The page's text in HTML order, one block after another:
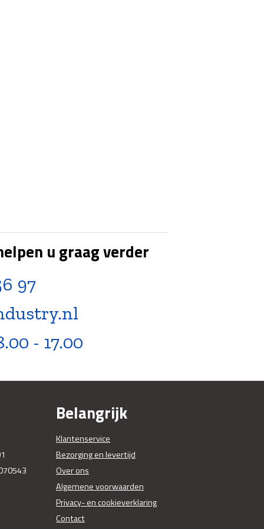
u graag verder
97
- 17.00
Belangrijk
Klantenservice
Bezorging en levertijd
Over ons
Algemene voorwaarden
Privacy- en cookieverklaring
Contact